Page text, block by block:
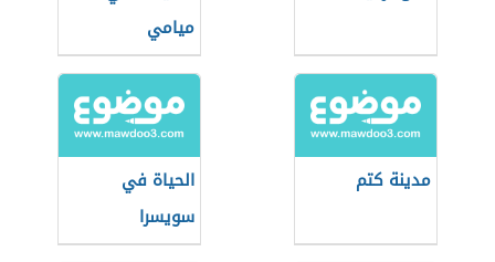
ميامي
مدينة كتم
الحياة في
سويسرا